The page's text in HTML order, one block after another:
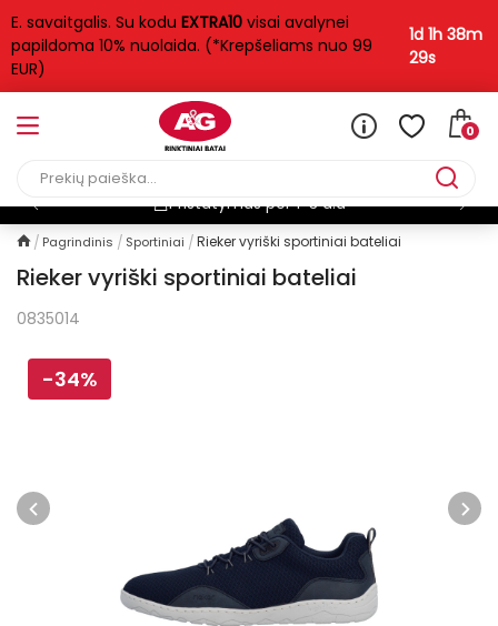
E. savaitgalis. Su kodu EXTRA10 visai avalynei
papildoma 10% nuolaida. (*Krepšeliams nuo 99
EUR)
1d 1h 38m
28s
0
Nemokamas pristatymas*
Pagrindinis Sportiniai Rieker vyriški sportiniai bateliai
Rieker vyriški sportiniai bateliai
0835014
-34%